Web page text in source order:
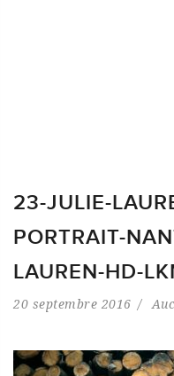
23-JULIE-
PORTRAIT-
LAUREN-HD-
20 septembre 2016